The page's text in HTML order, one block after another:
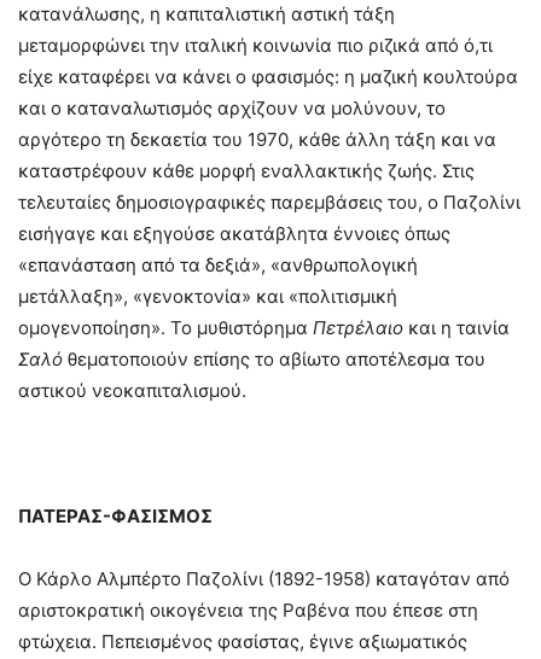
κατανάλωσης, η καπιταλιστική αστική τάξη
μεταμορφώνει την ιταλική κοινωνία πιο ριζικά από ό,τι
είχε καταφέρει να κάνει ο φασισμός: η μαζική κουλτούρα
και ο καταναλωτισμός αρχίζουν να μολύνουν, το
αργότερο τη δεκαετία του 1970, κάθε άλλη τάξη και να
καταστρέφουν κάθε μορφή εναλλακτικής ζωής. Στις
τελευταίες δημοσιογραφικές παρεμβάσεις του, ο Παζολίνι
εισήγαγε και εξηγούσε ακατάβλητα έννοιες όπως
«επανάσταση από τα δεξιά», «ανθρωπολογική
μετάλλαξη», «γενοκτονία» και «πολιτισμική
ομογενοποίηση». Το μυθιστόρημα Πετρέλαιο και η ταινία
Σαλό θεματοποιούν επίσης το αβίωτο αποτέλεσμα του
αστικού νεοκαπιταλισμού.
ΠΑΤΕΡΑΣ-ΦΑΣΙΣΜΟΣ
Ο Κάρλο Αλμπέρτο Παζολίνι (1892-1958) καταγόταν από
αριστοκρατική οικογένεια της Ραβένα που έπεσε στη
φτώχεια. Πεπεισμένος φασίστας, έγινε αξιωματικός